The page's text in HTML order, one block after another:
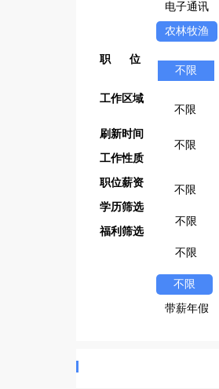
电子通讯
农林牧渔
职 位
不限
工作区域
不限
刷新时间
不限
工作性质
不限
职位薪资
不限
学历筛选
不限
福利筛选
不限
带薪年假